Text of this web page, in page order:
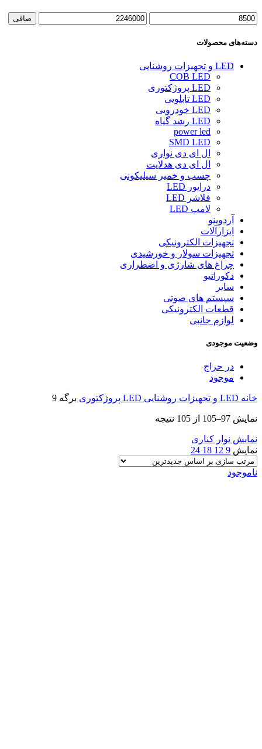
حداقل
حداكثر
صافی
دسته‌های محصولات
LED و تجهیزات روشنایی
COB LED
LED پروژکتوری
LED تابلویی
LED خودرویی
LED رشد گیاه
power led
SMD LED
ال ای دی نواری
ال ای دی هدلایت
چسب و خمیر سیلیکونی
درایور LED
فلاشر LED
لامپ LED
آردوینو
ابزارآلات
تجهیزات الکترونیکی
تجهیزات سولار و خورشیدی
چراغ های شارژی و اضطراری
دکوراتیو
سایر
سیستم های صوتی
قطعات الکترونیکی
لوازم جانبی
وضعیت موجودی
در حراج
موجود
خانه LED و تجهیزات روشنایی LED پروژکتوری برگه 9
نمایش 97–105 از 105 نتیجه
نمایش نوار کناری
نمایش 9
12
18
24
ناموجود